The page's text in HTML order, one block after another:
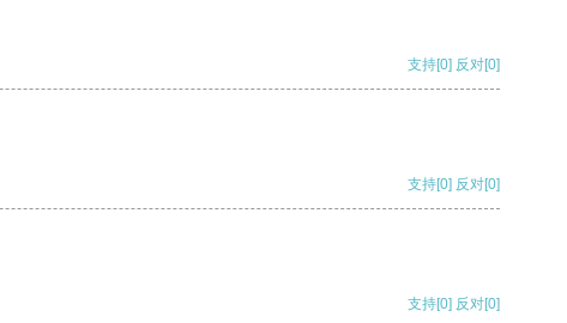
支持[0] 反对[0]
支持[0] 反对[0]
支持[0] 反对[0]